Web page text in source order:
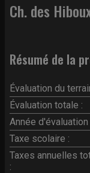
Ch. des
Résumé de la
Évaluation du
Évaluation totale :
Année d'évaluation
Taxe scolaire :
Taxes annuelles
: